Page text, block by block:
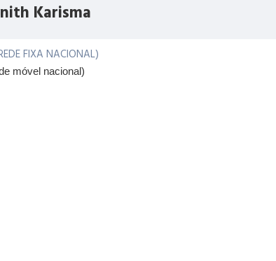
Karisma
FIXA NACIONAL)
móvel nacional)